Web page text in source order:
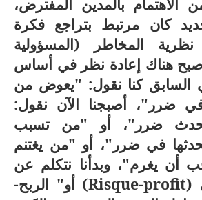
كان مرتبط بتراجع فكرة
المخاطر (المسؤولية
هناك إعادة نظر في أساس
السابق كنا نقول: "يعوض من
ضرر"، أصبجنا الآن نقول:
ضرر"، أو "من تسبب
في ضرر"، أو "من يغتنم
يغرم"، وبدأنا نتكلم عن
Risque-profit) أو" الربح-